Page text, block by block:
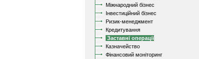
Міжнародний бізнес
Інвестиційний бізнес
Ризик-менеджмент
Кредитування
Заставні операції
Казначейство
Фінансовий моніторинг